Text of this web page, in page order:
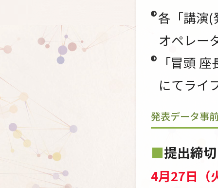
各「講演(
オペレー
「冒頭
にてライ
発表データ事
提出締
4月27日（